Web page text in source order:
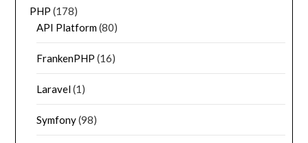
PHP (178)
API Platform(80)
FrankenPHP (16)
Laravel(1)
Symfony(98)